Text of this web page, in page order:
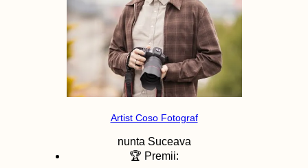
Artist Coso Fotograf
nunta Suceava
🏆 Premii: